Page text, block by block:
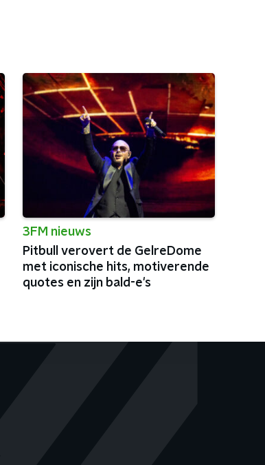
3FM nieuws
Pitbull verovert de GelreDome
met iconische hits, motiverende
quotes en zijn bald-e's